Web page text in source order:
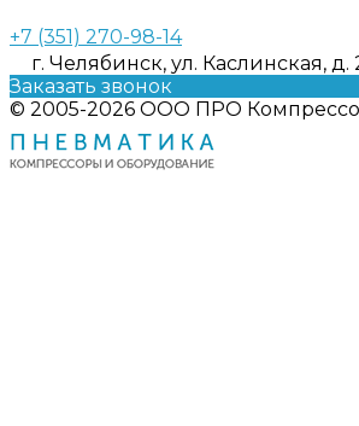
+7 (351) 270-98-14
г. Челябинск, ул. Каслинская, д.
Заказать звонок
© 2005-2026 ООО ПРО